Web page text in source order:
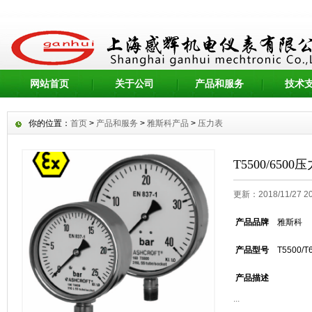
网站首页 关于公司 产品和服务 技术
你的位置： 首页 > 产品和服务 > 雅斯科产品 > 压力表
T5500/6500压
更新：2018/11/27
产品品牌 雅斯科
产品型号 T5500/
产品描述
...